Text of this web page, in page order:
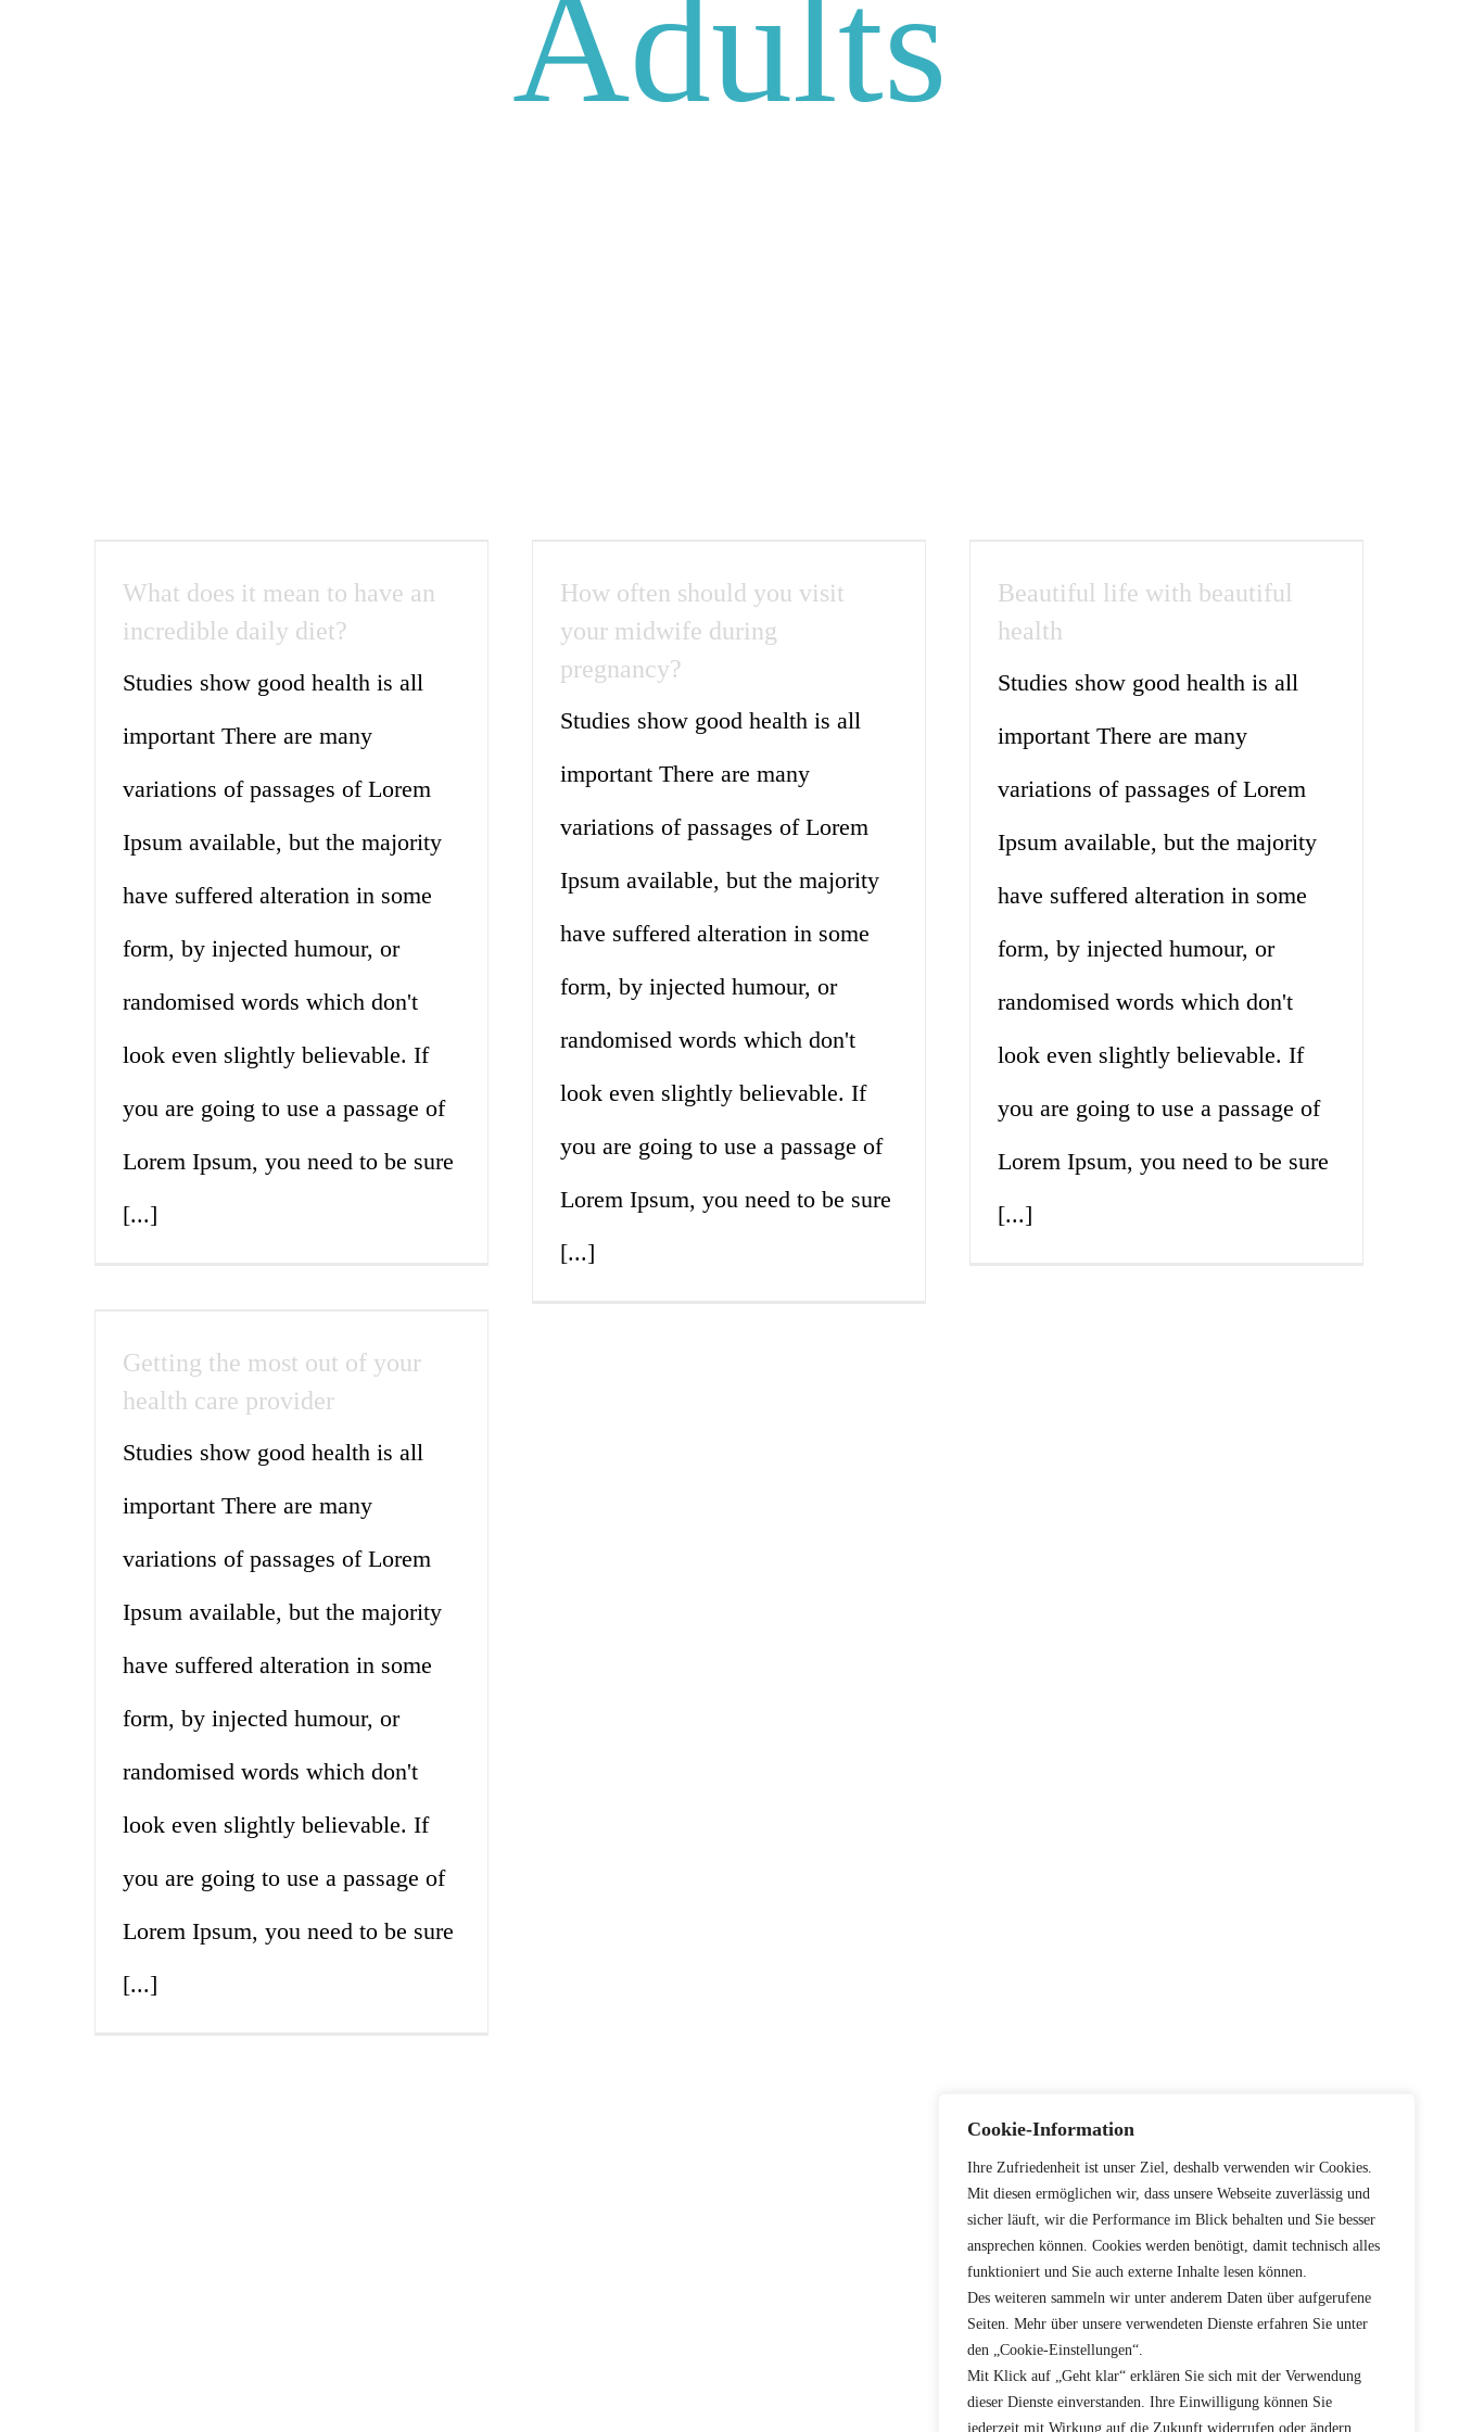
Cookie-Information
Ihre Zufriedenheit ist unser Ziel, deshalb verwenden wir Cookies.
Mit diesen ermöglichen wir, dass unsere Webseite zuverlässig und
sicher läuft, wir die Performance im Blick behalten und Sie besser
ansprechen können. Cookies werden benötigt, damit technisch alles
funktioniert und Sie auch externe Inhalte lesen können.
Des weiteren sammeln wir unter anderem Daten über aufgerufene
Seiten. Mehr über unsere verwendeten Dienste erfahren Sie unter
den „Cookie-Einstellungen“.
Mit Klick auf „Geht klar“ erklären Sie sich mit der Verwendung
dieser Dienste einverstanden. Ihre Einwilligung können Sie
jederzeit mit Wirkung auf die Zukunft widerrufen oder ändern.
Adults
What does it mean to have an
incredible daily diet?
Studies show good health is all
important There are many
variations of passages of Lorem
Ipsum available, but the majority
have suffered alteration in some
form, by injected humour, or
randomised words which don't
look even slightly believable. If
you are going to use a passage of
Lorem Ipsum, you need to be sure
[...]
How often should you visit
your midwife during
pregnancy?
Studies show good health is all
important There are many
variations of passages of Lorem
Ipsum available, but the majority
have suffered alteration in some
form, by injected humour, or
randomised words which don't
look even slightly believable. If
you are going to use a passage of
Lorem Ipsum, you need to be sure
[...]
Beautiful life with beautiful
health
Studies show good health is all
important There are many
variations of passages of Lorem
Ipsum available, but the majority
have suffered alteration in some
form, by injected humour, or
randomised words which don't
look even slightly believable. If
you are going to use a passage of
Lorem Ipsum, you need to be sure
[...]
Getting the most out of your
health care provider
Studies show good health is all
important There are many
variations of passages of Lorem
Ipsum available, but the majority
have suffered alteration in some
form, by injected humour, or
randomised words which don't
look even slightly believable. If
you are going to use a passage of
Lorem Ipsum, you need to be sure
[...]